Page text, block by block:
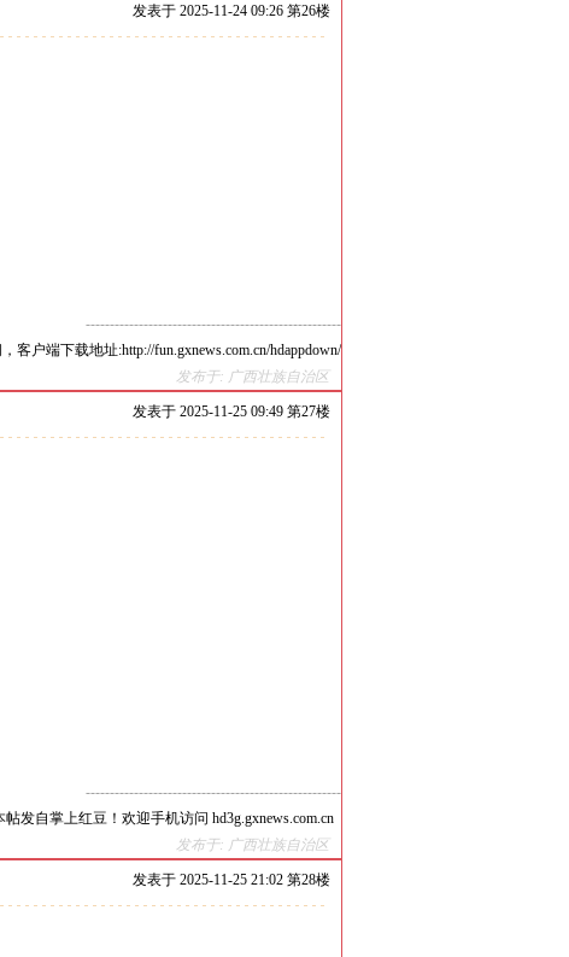
发表于 2025-11-24 09:26 第26楼
-----------------------------------------------------
户端下载地址:http://fun.gxnews.com.cn/hdappdown/
发布于: 广西壮族自治区
发表于 2025-11-25 09:49 第27楼
-----------------------------------------------------
帖发自掌上红豆！欢迎手机访问 hd3g.gxnews.com.cn
发布于: 广西壮族自治区
发表于 2025-11-25 21:02 第28楼